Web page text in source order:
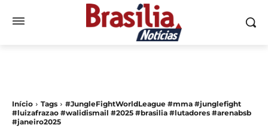
Início Tags
#JungleFightWorldLeague #mma #junglefight
#luizafrazao #walidismail #2025 #brasilia #lutadores #arenabsb
#janeiro2025